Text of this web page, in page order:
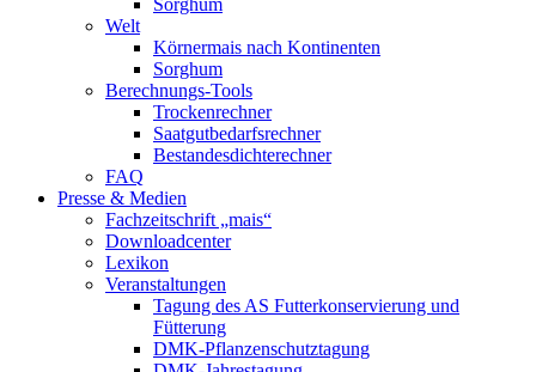
Welt
Körnermais nach Kontinenten
Sorghum
Berechnungs-Tools
Trockenrechner
Saatgutbedarfsrechner
Bestandesdichterechner
FAQ
Presse & Medien
Fachzeitschrift „mais“
Downloadcenter
Lexikon
Veranstaltungen
Tagung des AS Futterkonservierung und
Fütterung
DMK-Pflanzenschutztagung